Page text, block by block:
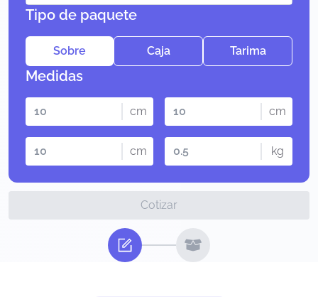
Tipo de paquete
Sobre Caja Tarima
Medidas
cm cm
cm kg
Cotizar